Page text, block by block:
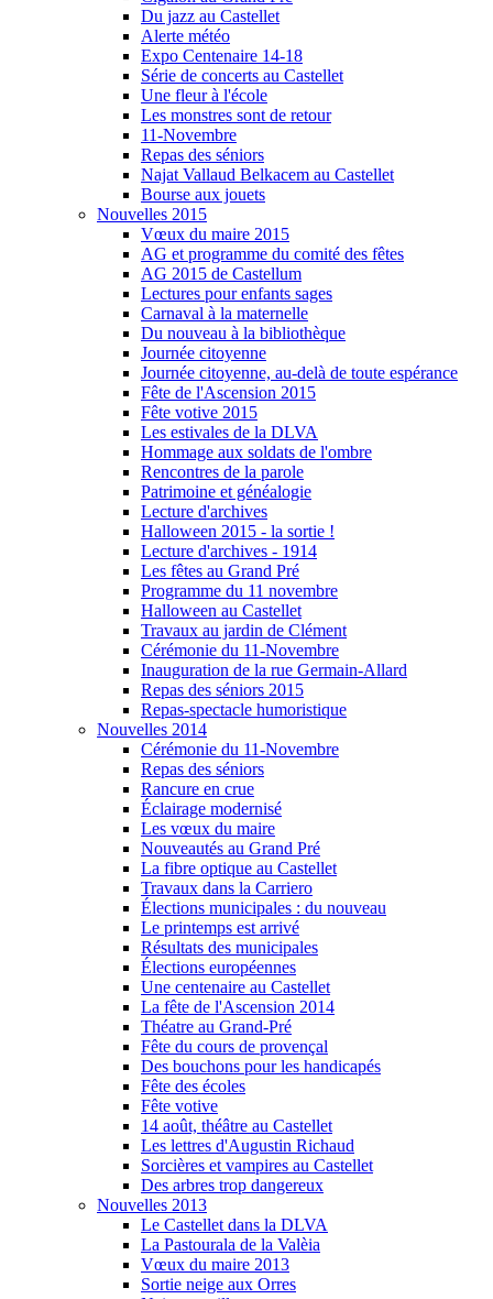
Du jazz au Castellet
Alerte météo
Expo Centenaire 14-18
Série de concerts au Castellet
Une fleur à l'école
Les monstres sont de retour
11-Novembre
Repas des séniors
Najat Vallaud Belkacem au Castellet
Bourse aux jouets
Nouvelles 2015
Vœux du maire 2015
AG et programme du comité des fêtes
AG 2015 de Castellum
Lectures pour enfants sages
Carnaval à la maternelle
Du nouveau à la bibliothèque
Journée citoyenne
Journée citoyenne, au-delà de toute espérance
Fête de l'Ascension 2015
Fête votive 2015
Les estivales de la DLVA
Hommage aux soldats de l'ombre
Rencontres de la parole
Patrimoine et généalogie
Lecture d'archives
Halloween 2015 - la sortie !
Lecture d'archives - 1914
Les fêtes au Grand Pré
Programme du 11 novembre
Halloween au Castellet
Travaux au jardin de Clément
Cérémonie du 11-Novembre
Inauguration de la rue Germain-Allard
Repas des séniors 2015
Repas-spectacle humoristique
Nouvelles 2014
Cérémonie du 11-Novembre
Repas des séniors
Rancure en crue
Éclairage modernisé
Les vœux du maire
Nouveautés au Grand Pré
La fibre optique au Castellet
Travaux dans la Carriero
Élections municipales : du nouveau
Le printemps est arrivé
Résultats des municipales
Élections européennes
Une centenaire au Castellet
La fête de l'Ascension 2014
Théatre au Grand-Pré
Fête du cours de provençal
Des bouchons pour les handicapés
Fête des écoles
Fête votive
14 août, théâtre au Castellet
Les lettres d'Augustin Richaud
Sorcières et vampires au Castellet
Des arbres trop dangereux
Nouvelles 2013
Le Castellet dans la DLVA
La Pastourala de la Valèia
Vœux du maire 2013
Sortie neige aux Orres